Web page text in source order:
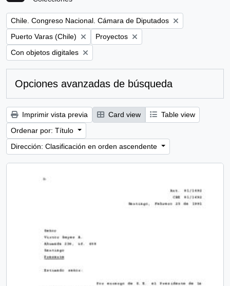
Remove filter:
Chile. Congreso Nacional. Cámara de Diputados
Remove filter:
Puerto Varas (Chile) Remove filter:
Proyectos
Remove filter:
Con objetos digitales
Opciones avanzadas de búsqueda
Imprimir vista previa Card view
Table view
Ordenar por: Título
Dirección: Clasificación en orden ascendente